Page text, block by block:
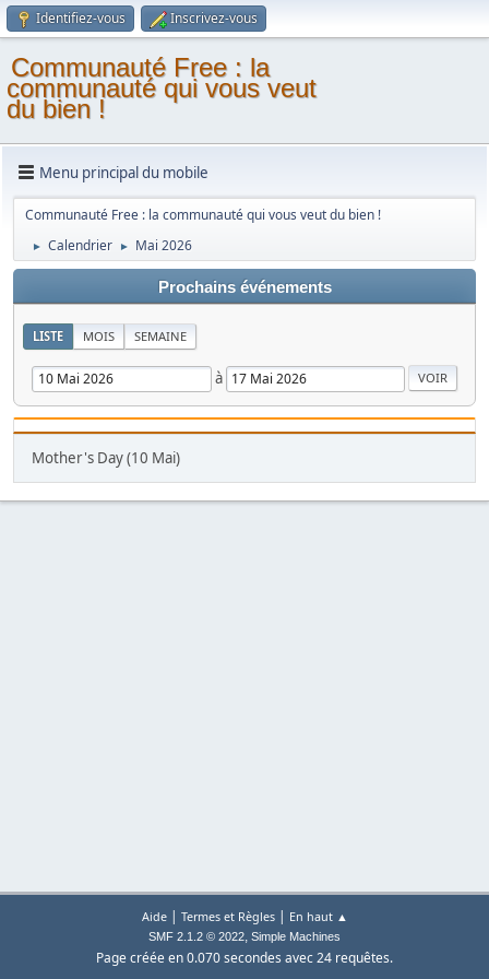
Identifiez-vous Inscrivez-vous
Communauté Free : la
communauté qui vous veut
du bien !
Menu principal du mobile
Communauté Free : la communauté qui vous veut du bien !
► Calendrier ► Mai 2026
Prochains événements
LISTE MOIS SEMAINE
à
Mother's Day (10 Mai)
Aide| Termes et Règles| En haut ▲
SMF 2.1.2 © 2022, Simple Machines
Page créée en 0.070 secondes avec 24 requêtes.